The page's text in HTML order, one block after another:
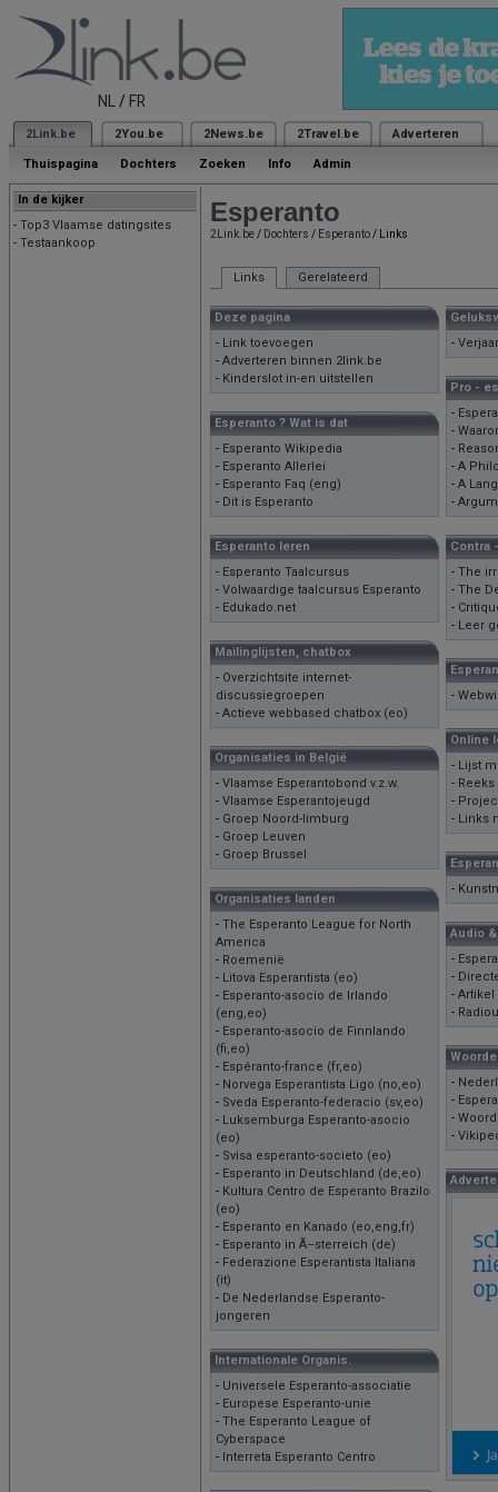
NL / FR
2Link.be 2You.be 2News.be 2Travel.be Adverteren
Thuispagina Dochters Zoeken Info Admin
In de kijker
- Top3 Vlaamse datingsites
- Testaankoop
Esperanto
2Link.be/ Dochters / Esperanto/ Links
Links Gerelateerd
Deze pagina
- Link toevoegen
- Adverteren binnen 2link.be
- Kinderslot in-en uitstellen
Esperanto ? Wat is dat
- Esperanto Wikipedia
- Esperanto Allerlei
- Esperanto Faq (eng)
- Dit is Esperanto
Esperanto leren
- Esperanto Taalcursus
- Volwaardige taalcursus Esperanto
- Edukado.net
Mailinglijsten, chatbox
- Overzichtsite internet-
discussiegroepen
- Actieve webbased chatbox (eo)
Organisaties in België
- Vlaamse Esperantobond v.z.w.
- Vlaamse Esperantojeugd
- Groep Noord-limburg
- Groep Leuven
- Groep Brussel
Organisaties landen
- The Esperanto League for North
America
- Roemenië
- Litova Esperantista (eo)
- Esperanto-asocio de Irlando
(eng,eo)
- Esperanto-asocio de Finnlando
(fi,eo)
- Espéranto-france (fr,eo)
- Norvega Esperantista Ligo (no,eo)
- Sveda Esperanto-federacio (sv,eo)
- Luksemburga Esperanto-asocio
(eo)
- Svisa esperanto-societo (eo)
- Esperanto in Deutschland (de,eo)
- Kultura Centro de Esperanto Brazilo
(eo)
- Esperanto en Kanado (eo,eng,fr)
- Esperanto in Ã–sterreich (de)
- Federazione Esperantista Italiana
(it)
- De Nederlandse Esperanto-
jongeren
Internationale Organis.
- Universele Esperanto-associatie
- Europese Esperanto-unie
- The Esperanto League of
Cyberspace
- Interreta Esperanto Centro
-
Pro -
-
-
-
- A
- A
-
Contra
- The
- The
-
- Leer
-
Online
- Lijst
-
-
- Links
-
Audio
-
-
- Artikel
-
-
-
-
-